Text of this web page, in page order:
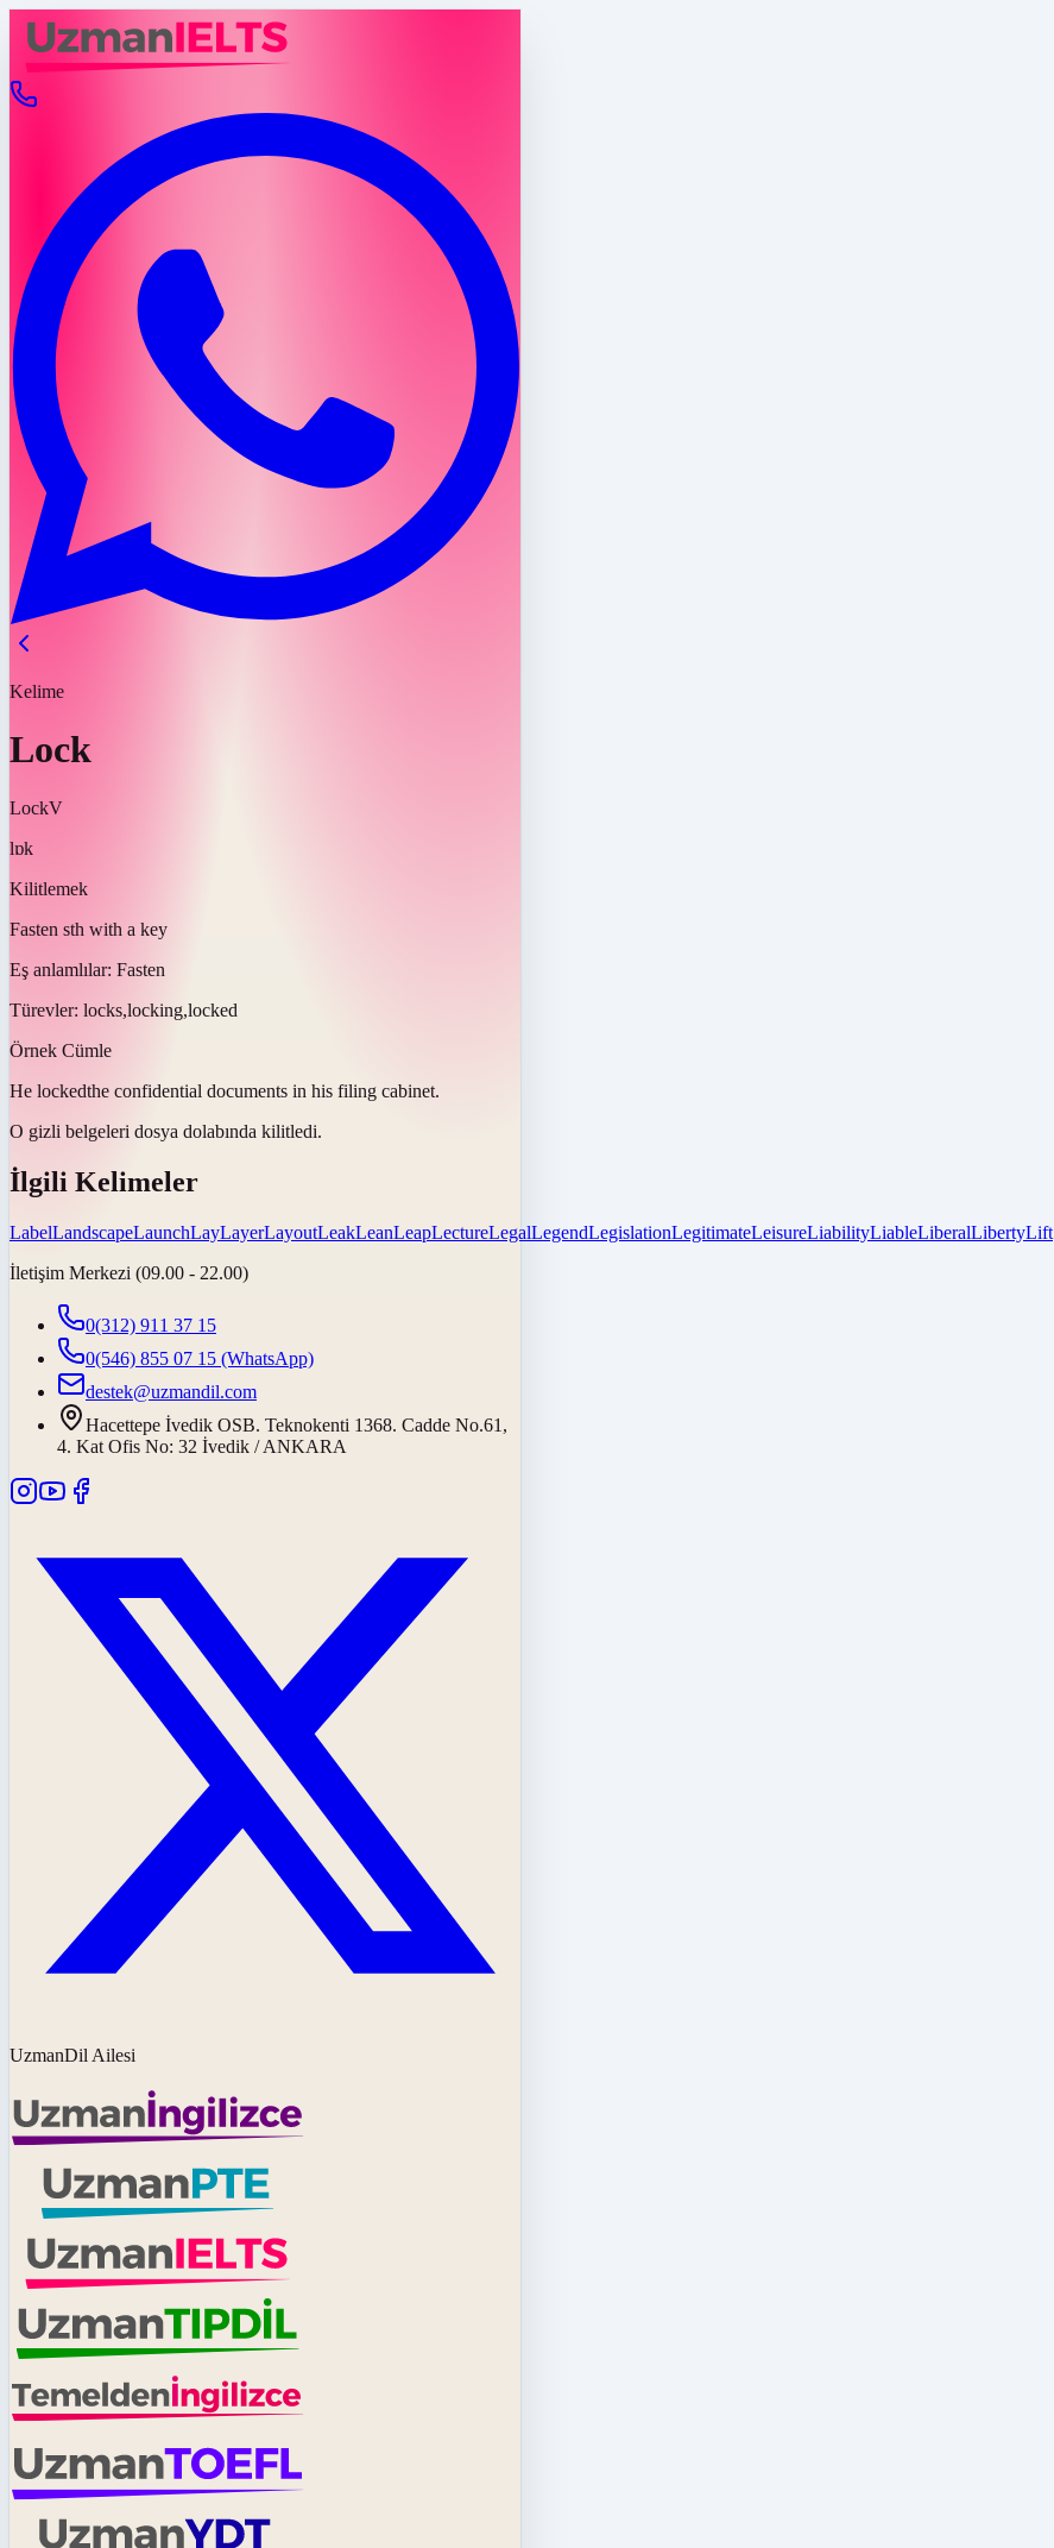
Kelime
Lock
LockV
lɒk
Kilitlemek
Fasten sth with a key
Eş anlamlılar: Fasten
Türevler: locks,locking,locked
Örnek Cümle
He lockedthe confidential documents in his filing cabinet.
O gizli belgeleri dosya dolabında kilitledi.
İlgili Kelimeler
LabelLandscapeLaunchLayLayerLayoutLeakLeanLeapLectureLegalLegendLegislationLegitimateLeisureLiabilityLiableLiberalLibertyLift
İletişim Merkezi (09.00 - 22.00)
0(312) 911 37 15
0(546) 855 07 15 (WhatsApp)
destek@uzmandil.com
Hacettepe İvedik OSB. Teknokenti 1368. Cadde No.61,
4. Kat Ofis No: 32 İvedik / ANKARA
UzmanDil Ailesi